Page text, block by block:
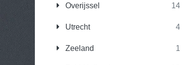
Overijssel 14
Utrecht 4
Zeeland 1